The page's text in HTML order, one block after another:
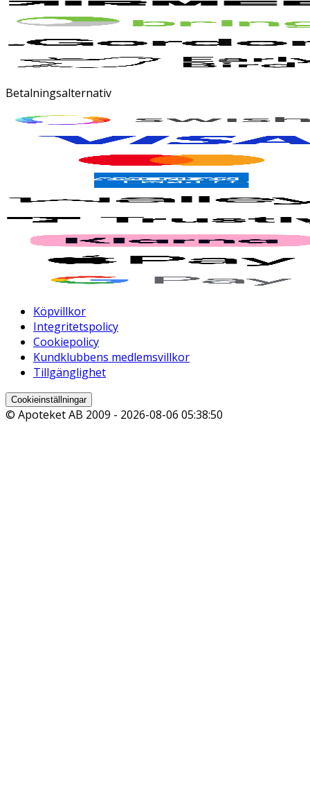
Betalningsalternativ
Köpvillkor
Integritetspolicy
Cookiepolicy
Kundklubbens medlemsvillkor
Tillgänglighet
Cookieinställningar
© Apoteket AB 2009 - 2026-08-06 05:38:50